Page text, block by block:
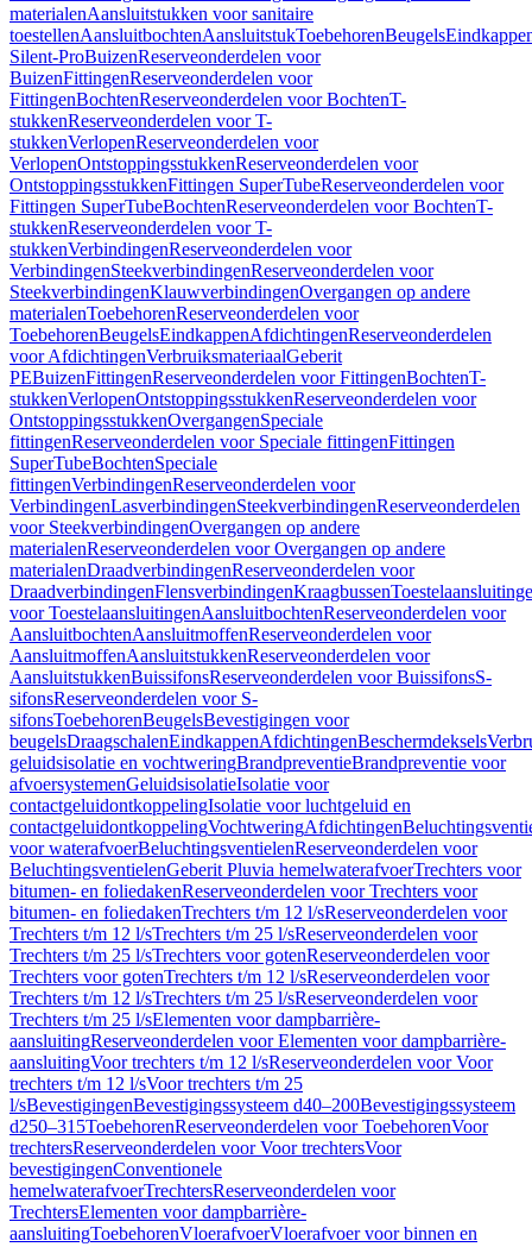
materialenAansluitstukken voor sanitaire
toestellenAansluitbochtenAansluitstukToebehorenBeugels
Silent-ProBuizenReserveonderdelen voor
BuizenFittingenReserveonderdelen voor
FittingenBochtenReserveonderdelen voor BochtenT-
stukkenReserveonderdelen voor T-
stukkenVerlopenReserveonderdelen voor
VerlopenOntstoppingsstukkenReserveonderdelen voor
OntstoppingsstukkenFittingen SuperTubeReserveonderdelen voor
Fittingen SuperTubeBochtenReserveonderdelen voor BochtenT-
stukkenReserveonderdelen voor T-
stukkenVerbindingenReserveonderdelen voor
VerbindingenSteekverbindingenReserveonderdelen voor
SteekverbindingenKlauwverbindingenOvergangen op andere
materialenToebehorenReserveonderdelen voor
ToebehorenBeugelsEindkappenAfdichtingenReserveonderdelen
voor AfdichtingenVerbruiksmateriaalGeberit
PEBuizenFittingenReserveonderdelen voor FittingenBochtenT-
stukkenVerlopenOntstoppingsstukkenReserveonderdelen voor
OntstoppingsstukkenOvergangenSpeciale
fittingenReserveonderdelen voor Speciale fittingenFittingen
SuperTubeBochtenSpeciale
fittingenVerbindingenReserveonderdelen voor
VerbindingenLasverbindingenSteekverbindingenReserveonderdelen
voor SteekverbindingenOvergangen op andere
materialenReserveonderdelen voor Overgangen op andere
materialenDraadverbindingenReserveonderdelen voor
DraadverbindingenFlensverbindingenKraagbussen
voor ToestelaansluitingenAansluitbochtenReserveonderdelen voor
AansluitbochtenAansluitmoffenReserveonderdelen voor
AansluitmoffenAansluitstukkenReserveonderdelen voor
AansluitstukkenBuissifonsReserveonderdelen voor BuissifonsS-
sifonsReserveonderdelen voor S-
sifonsToebehorenBeugelsBevestigingen voor
beugelsDraagschalenEindkappenAfdichtingenBeschermdeksels
geluidsisolatie en vochtweringBrandpreventieBrandpreventie voor
afvoersystemenGeluidsisolatieIsolatie voor
contactgeluidontkoppelingIsolatie voor luchtgeluid en
contactgeluidontkoppelingVochtweringAfdichtingen
voor waterafvoerBeluchtingsventielenReserveonderdelen voor
BeluchtingsventielenGeberit Pluvia hemelwaterafvoerTrechters voor
bitumen- en foliedakenReserveonderdelen voor Trechters voor
bitumen- en foliedakenTrechters t/m 12 l/sReserveonderdelen voor
Trechters t/m 12 l/sTrechters t/m 25 l/sReserveonderdelen voor
Trechters t/m 25 l/sTrechters voor gotenReserveonderdelen voor
Trechters voor gotenTrechters t/m 12 l/sReserveonderdelen voor
Trechters t/m 12 l/sTrechters t/m 25 l/sReserveonderdelen voor
Trechters t/m 25 l/sElementen voor dampbarrière-
aansluitingReserveonderdelen voor Elementen voor dampbarrière-
aansluitingVoor trechters t/m 12 l/sReserveonderdelen voor Voor
trechters t/m 12 l/sVoor trechters t/m 25
l/sBevestigingenBevestigingssysteem d40–200Bevestigingssysteem
d250–315ToebehorenReserveonderdelen voor ToebehorenVoor
trechtersReserveonderdelen voor Voor trechtersVoor
bevestigingenConventionele
hemelwaterafvoerTrechtersReserveonderdelen voor
TrechtersElementen voor dampbarrière-
aansluitingToebehorenVloerafvoerVloerafvoer voor binnen en